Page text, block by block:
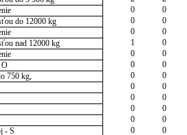
0
0
do 12000 kg
0
0
0
0
nad 12000 kg
1
0
0
0
O
0
0
750 kg,
0
0
0
0
0
0
0
0
0
0
- S
0
0